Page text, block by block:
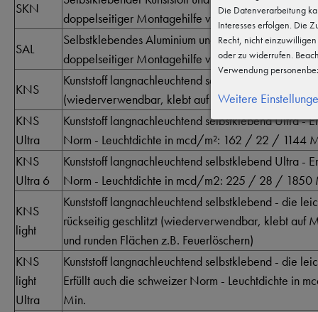
SKN
doppelseitiger Montagehilfe vollflächig montiert)
SAL
Selbstklebendes Aluminium und langnachleuchtend
doppelseitiger Montagehilfe vollflächig montiert)
KNS
Kunststoff langnachleuchtend selbstklebend - das
(wiederverwendbar, klebt auf Metal, Holz und auf
KNS
Ultra
Kunststoff langnachleuchtend selbstklebend Ultra -
Norm - Leuchtdichte in mcd/m²: 162 / 22 / 1144
KNS
Ultra 6
Kunststoff langnachleuchtend selbstklebend Ultra -
Norm - Leuchtdichte in mcd/m2: 225 / 28 / 1850
KNS
light
Kunststoff langnachleuchtend selbstklebend - die
rückseitig geschlitzt (wiederverwendbar, klebt auf
und runden Flächen z.B. Feuerlöschern)
KNS
light
Ultra
Kunststoff langnachleuchtend selbstklebend - die
Erfüllt auch die schweizer Norm - Leuchtdichte in
Min.
Die Datenverarbeitung
Interesses erfolgen. Die
Recht, nicht
oder zu widerrufen.
Verwendung
Weitere